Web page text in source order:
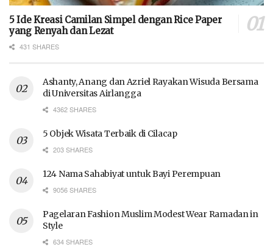
5 Ide Kreasi Camilan Simpel dengan Rice Paper
yang Renyah dan Lezat
431 SHARES
Ashanty, Anang dan Azriel Rayakan Wisuda Bersama
di Universitas Airlangga
4362 SHARES
5 Objek Wisata Terbaik di Cilacap
203 SHARES
124 Nama Sahabiyat untuk Bayi Perempuan
9056 SHARES
Pagelaran Fashion Muslim Modest Wear Ramadan in
Style
634 SHARES